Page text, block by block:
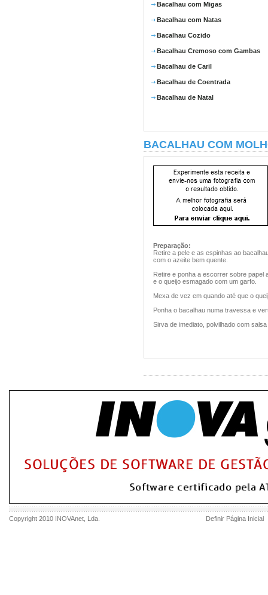
Bacalhau com Migas
Bacalhau com Natas
Bacalhau Cozido
Bacalhau Cremoso com Gambas
Bacalhau de Caril
Bacalhau de Coentrada
Bacalhau de Natal
BACALHAU COM
Preparação:
Retire a pele e as espinhas ao
com o azeite bem quente.
Retire e ponha a escorrer sobre papel
e o queijo esmagado com um garfo.
Mexa de vez em quando até que o
Ponha o bacalhau numa travessa e
Sirva de imediato, polvilhado com
Copyright 2010 INOVAnet , Lda. Definir Página Inicial